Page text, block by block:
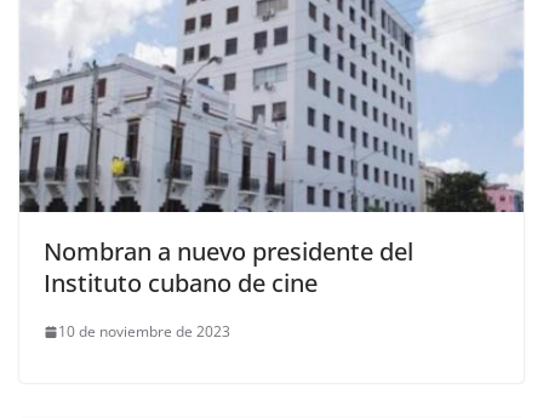
Nombran a nuevo presidente del
Instituto cubano de cine
10 de noviembre de 2023